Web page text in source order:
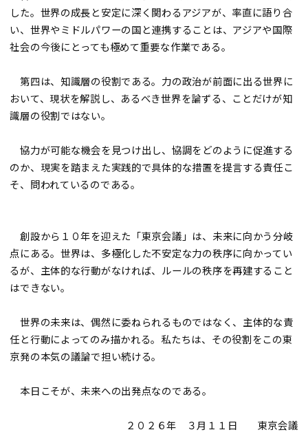
した。世界の成長と安定に深く関わるアジアが、率直に語り合
い、世界やミドルパワーの国と連携することは、アジアや国際
社会の今後にとっても極めて重要な作業である。
第四は、知識層の役割である。力の政治が前面に出る世界に
おいて、現状を解説し、あるべき世界を論ずる、ことだけが知
識層の役割ではない。
協力が可能な機会を見つけ出し、協調をどのように促進する
のか、現実を踏まえた実践的で具体的な措置を提言する責任こ
そ、問われているのである。
創設から１０年を迎えた「東京会議」は、未来に向かう分岐
点にある。世界は、多極化した不安定な力の秩序に向かってい
るが、主体的な行動がなければ、ルールの秩序を再建すること
はできない。
世界の未来は、偶然に委ねられるものではなく、主体的な責
任と行動によってのみ描かれる。私たちは、その役割をこの東
京発の本気の議論で担い続ける。
本日こそが、未来への出発点なのである。
２０２６年 ３月１１日 東京会議